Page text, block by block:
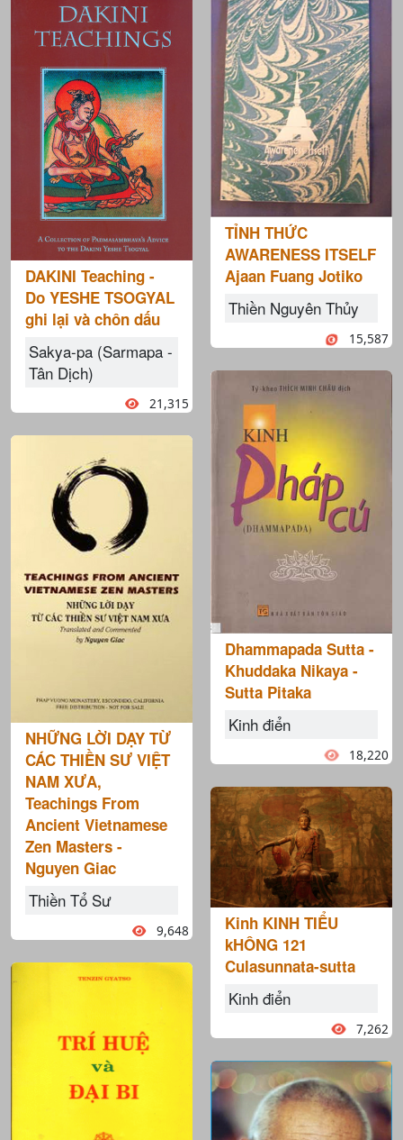
DAKINI Teaching -
Do YESHE TSOGYAL
ghi lại và chôn dấu
Sakya-pa (Sarmapa -
Tân Dịch)
21,315
NHỮNG LỜI DẠY TỪ
CÁC THIỀN SƯ VIỆT
NAM XƯA,
Teachings From
Ancient Vietnamese
Zen Masters -
Nguyen Giac
Thiền Tổ Sư
9,648
TỈNH THỨC
AWARENESS ITSELF
Ajaan Fuang Jotiko
Thiền Nguyên Thủy
15,587
Dhammapada Sutta -
Khuddaka Nikaya -
Sutta Pitaka
Kinh điển
18,220
Kinh KINH TIỂU
kHÔNG 121
Culasunnata-sutta
Kinh điển
7,262